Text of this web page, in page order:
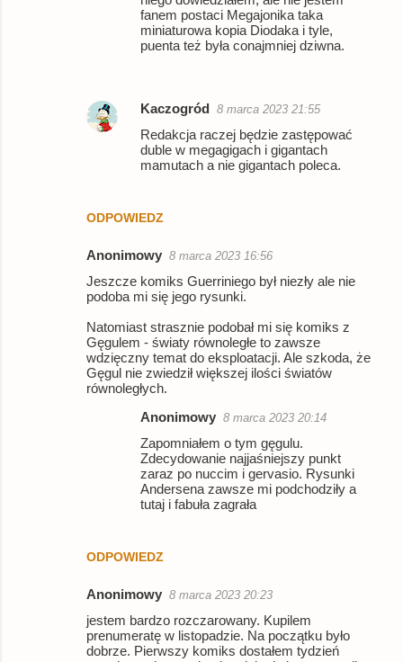
ODPOWIEDZ
fanem postaci Megajonika taka
miniaturowa kopia Diodaka i tyle,
puenta też była conajmniej dziwna.
Kaczogród 8 marca 2023 21:55
Redakcja raczej będzie zastępować
duble w megagigach i gigantach
mamutach a nie gigantach poleca.
Anonimowy 8 marca 2023 16:56
Jeszcze komiks Guerriniego był niezły ale nie
podoba mi się jego rysunki.
Natomiast strasznie podobał mi się komiks z
Gęgulem - światy równoległe to zawsze
wdzięczny temat do eksploatacji. Ale szkoda, że
Gęgul nie zwiedził większej ilości światów
równoległych.
ODPOWIEDZ
Anonimowy 8 marca 2023 20:14
Zapomniałem o tym gęgulu.
Zdecydowanie najjaśniejszy punkt
zaraz po nuccim i gervasio. Rysunki
Andersena zawsze mi podchodziły a
tutaj i fabuła zagrała
Anonimowy 8 marca 2023 20:23
jestem bardzo rozczarowany. Kupilem
prenumeratę w listopadzie. Na początku było
dobrze. Pierwszy komiks dostałem tydzień